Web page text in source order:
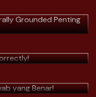
Menjawab
Yang